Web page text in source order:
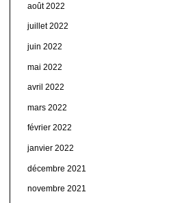
août 2022
juillet 2022
juin 2022
mai 2022
avril 2022
mars 2022
février 2022
janvier 2022
décembre 2021
novembre 2021